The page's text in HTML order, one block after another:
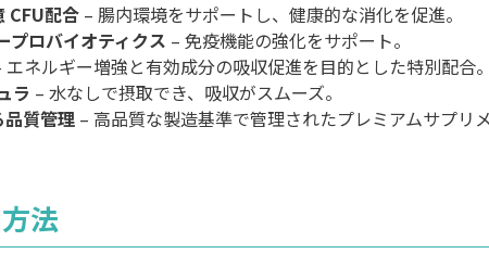
CFU配合 – 腸内環境をサポートし、健康的な消化を促進。
プロバイオティクス – 免疫機能の強化をサポート。
エネルギー増強と有効成分の吸収促進を目的とした特別配合。
ラ – 水なしで摂取でき、吸収がスムーズ。
質管理 – 高品質な製造基準で管理されたプレミアムサプリメ
法